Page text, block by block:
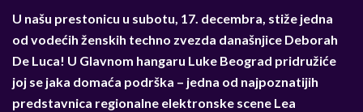
U našu prestonicu u subotu, 17. decembra, stiže jedna
od vodećih ženskih techno zvezda današnjice Deborah
De Luca! U Glavnom hangaru Luke Beograd pridružiće
joj se jaka domaća podrška – jedna od najpoznatijih
predstavnica regionalne elektronske scene Lea